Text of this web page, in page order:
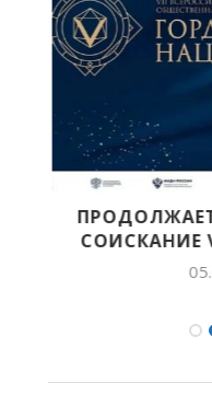
СОИСКАНИЕ